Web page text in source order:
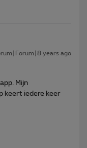
years ago
Mijn
keert iedere keer